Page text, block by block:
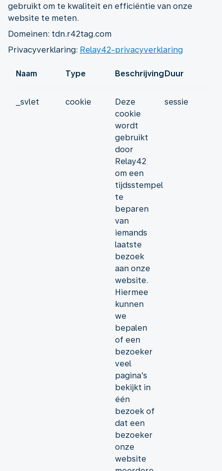
gebruikt om te kwaliteit en efficiëntie van onze
website te meten.
Domeinen: tdn.r42tag.com
Privacyverklaring: Relay42-privacyverklaring
Naam Type BeschrijvingDuur
_svlet cookie
Deze
cookie
wordt
gebruikt
door
Relay42
om een
tijdsstempel
te
beparen
van
iemands
laatste
bezoek
aan onze
website.
Hiermee
kunnen
we
bepalen
of een
bezoeker
veel
pagina's
bekijkt in
één
bezoek of
dat een
bezoeker
onze
website
sessie